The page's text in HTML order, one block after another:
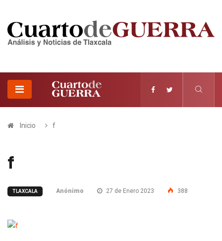
Inicio f
f
TLAXCALA Anónimo 27 de Enero 2023 388